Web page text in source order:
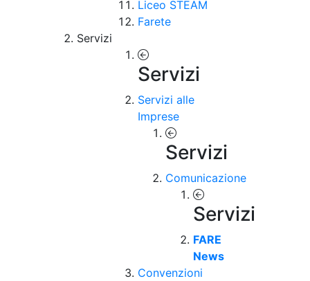
Liceo STEAM
Farete
Servizi
Servizi
Servizi alle
Imprese
Servizi
Comunicazione
Servizi
FARE
News
Convenzioni